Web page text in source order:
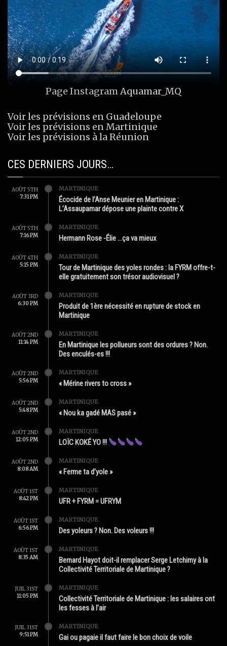
Page InstagramAquamar_MQ
Voir les prévisions en Guadeloupe
Voir les prévisions en Martinique
Voir les prévisions à la Réunion
CES DERNIERS JOURS…
AOÛT 5TH
7:31 PM
MARTINIQUE
Écocide de l’Anse Meunier en Martinique :
L’Assaupamar dépose une plainte contre X
AOÛT 5TH
7:16 PM
MARTINIQUE
Hermann Rose -Élie …ça va mieux
AOÛT 4TH
5:15 PM
MARTINIQUE
Tour de Martinique des yoles rondes : la FYRM offre-t-
elle gratuitement son trésor audiovisuel ?
AOÛT 3RD
6:30 PM
MARTINIQUE
Produit de 1ère nécessité en rupture de stock en
Martinique
AOÛT 2ND
11:14 PM
MARTINIQUE
En Martinique les pollueurs sont des ordures ? Non.
Des enculés-es !!!
AOÛT 2ND
5:56 PM
MARTINIQUE
« Mérine rivers to cross »
AOÛT 2ND
5:48 PM
MARTINIQUE
« Nou ka gadé MAS pasé »
AOÛT 2ND
12:05 PM
MARTINIQUE
LOÏC KOKÉ YO !!!
AOÛT 2ND
8:08 AM
MARTINIQUE
« Ferme ta d’yole »
AOÛT 1ST
8:42 PM
MARTINIQUE
UFR + FYRM = UFRYM
AOÛT 1ST
6:56 PM
MARTINIQUE
Des yoleurs ? Non. Des voleurs !!!
AOÛT 1ST
8:35 AM
MARTINIQUE
Bernard Hayot doit-il remplacer Serge Letchimy à la
Collectivité Territoriale de Martinique ?
JUIL 31ST
11:05 PM
MARTINIQUE
Collectivité Territoriale de Martinique : les salaires ont
les fesses à l’air
JUIL 31ST
9:51 PM
MARTINIQUE
Gai ou pagaie il faut faire le bon choix de voile